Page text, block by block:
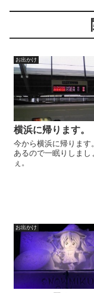
お出かけ
横浜に帰ります。
今から横浜に帰ります
あるので一眠りしまし
ぇ。
お出かけ